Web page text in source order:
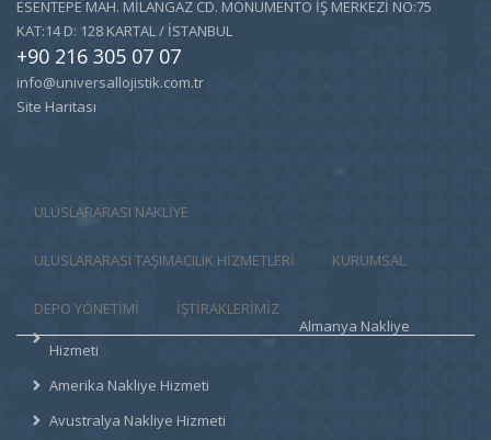
ESENTEPE MAH. MİLANGAZ CD. MONUMENTO İŞ MERKEZİ NO:75
KAT:14 D: 128 KARTAL / İSTANBUL
+90 216 305 07 07
info@universallojistik.com.tr
Site Haritası
ULUSLARARASI NAKLİYE
ULUSLARARASI TAŞIMACILIK HIZMETLERI KURUMSAL
DEPO YÖNETİMİ
İŞTİRAKLERİMİZ
Almanya Nakliye
Hizmeti
Amerika Nakliye Hizmeti
Avustralya Nakliye Hizmeti